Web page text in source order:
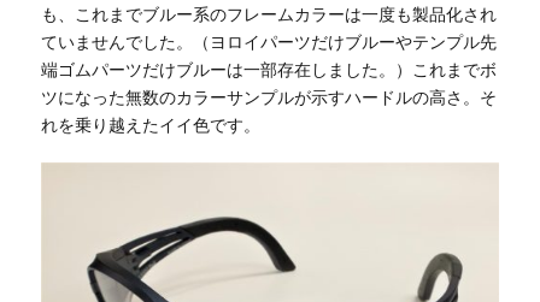
も、これまでブルー系のフレームカラーは一度も製品化され
ていませんでした。（ヨロイパーツだけブルーやテンプル先
端ゴムパーツだけブルーは一部存在しました。）これまでボ
ツになった無数のカラーサンプルが示すハードルの高さ。そ
れを乗り越えたイイ色です。